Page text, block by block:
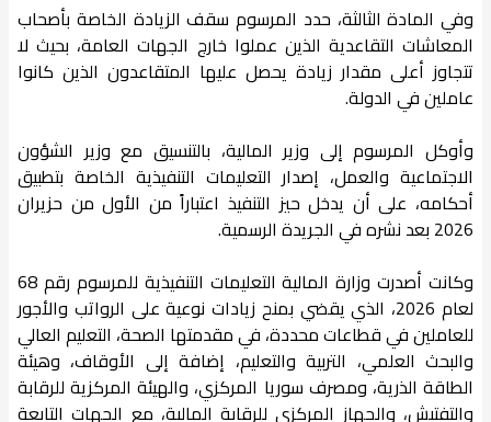
وفي المادة الثالثة، حدد المرسوم سقف الزيادة الخاصة بأصحاب
المعاشات التقاعدية الذين عملوا خارج الجهات العامة، بحيث لا
تتجاوز أعلى مقدار زيادة يحصل عليها المتقاعدون الذين كانوا
عاملين في الدولة.
وأوكل المرسوم إلى وزير المالية، بالتنسيق مع وزير الشؤون
الاجتماعية والعمل، إصدار التعليمات التنفيذية الخاصة بتطبيق
أحكامه، على أن يدخل حيز التنفيذ اعتباراً من الأول من حزيران
2026 بعد نشره في الجريدة الرسمية.
وكانت أصدرت وزارة المالية التعليمات التنفيذية للمرسوم رقم 68
لعام 2026، الذي يقضي بمنح زيادات نوعية على الرواتب والأجور
للعاملين في قطاعات محددة، في مقدمتها الصحة، التعليم العالي
والبحث العلمي، التربية والتعليم، إضافة إلى الأوقاف، وهيئة
الطاقة الذرية، ومصرف سوريا المركزي، والهيئة المركزية للرقابة
والتفتيش، والجهاز المركزي للرقابة المالية، مع الجهات التابعة